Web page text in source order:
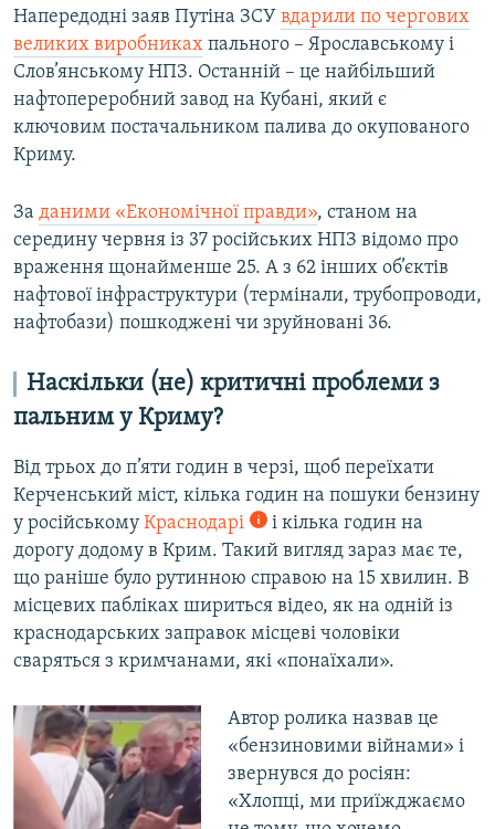
Напередодні заяв Путіна ЗСУ вдарили по чергових
великих виробниках пального – Ярославському і
Слов’янському НПЗ. Останній – це найбільший
нафтопереробний завод на Кубані, який є
ключовим постачальником палива до окупованого
Криму.
За даними «Економічної правди», станом на
середину червня із 37 російських НПЗ відомо про
враження щонайменше 25. А з 62 інших об’єктів
нафтової інфраструктури (термінали, трубопроводи,
нафтобази) пошкоджені чи зруйновані 36.
Наскільки (не) критичні проблеми з
пальним у Криму?
Від трьох до п’яти годин в черзі, щоб переїхати
Керченський міст, кілька годин на пошуки бензину
у російському Краснодарі
і кілька годин на
дорогу додому в Крим. Такий вигляд зараз має те,
що раніше було рутинною справою на 15 хвилин. В
місцевих пабліках шириться відео, як на одній із
краснодарських заправок місцеві чоловіки
сваряться з кримчанами, які «понаїхали».
Автор ролика назвав це
«бензиновими війнами» і
звернувся до росіян:
«Хлопці, ми приїжджаємо